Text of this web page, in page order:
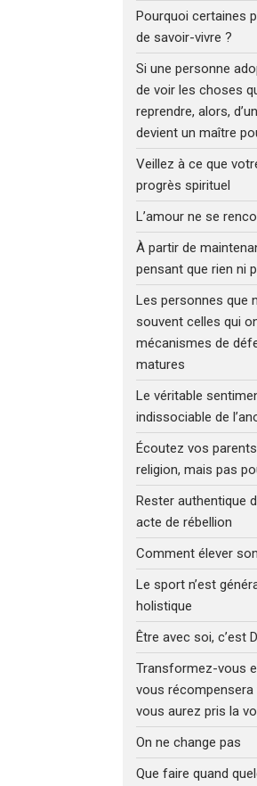
Pourquoi certaines
de savoir-vivre ?
Si une personne
de voir les choses
reprendre, alors,
devient un maître
Veillez à ce que
progrès spirituel
L’amour ne se
À partir de
pensant que rien ni
Les personnes que
souvent celles qui
mécanismes de
matures
Le véritable
indissociable de
Écoutez vos
religion, mais pas
Rester authentique
acte de rébellion
Comment élever
Le sport n’est
holistique
Être avec soi, c’est
Transformez-vous
vous
vous aurez pris la
On ne change pas
Que faire quand